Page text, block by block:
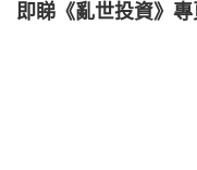
即睇《亂世投資》專